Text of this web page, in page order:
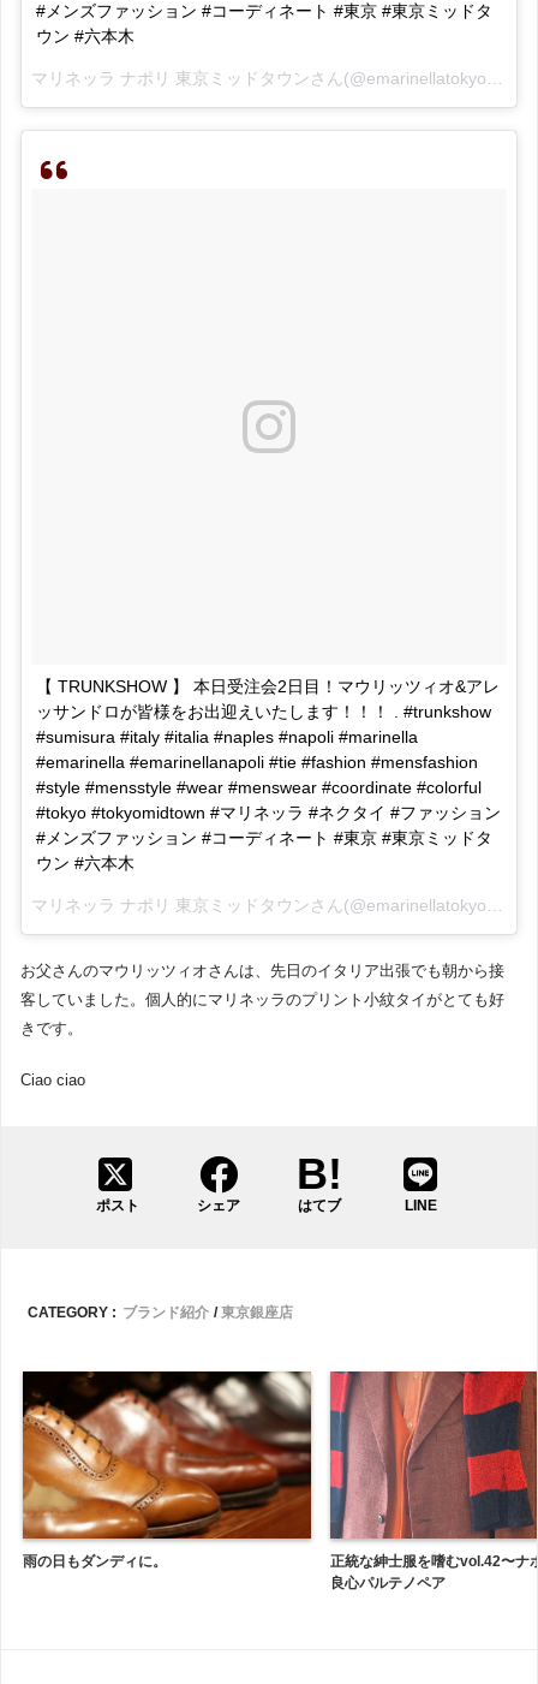
#メンズファッション #コーディネート #東京 #東京ミッドタ
ウン #六本木
マリネッラ ナポリ 東京ミッドタウンさん(@emarinellatokyo)がシェアした投稿 –
【 TRUNKSHOW 】 本日受注会2日目！マウリッツィオ&アレ
ッサンドロが皆様をお出迎えいたします！！！ . #trunkshow
#sumisura #italy #italia #naples #napoli #marinella
#emarinella #emarinellanapoli #tie #fashion #mensfashion
#style #mensstyle #wear #menswear #coordinate #colorful
#tokyo #tokyomidtown #マリネッラ #ネクタイ #ファッション
#メンズファッション #コーディネート #東京 #東京ミッドタ
ウン #六本木
お父さんのマウリッツィオさんは、先日のイタリア出張でも朝から接
客していました。個人的にマリネッラのプリント小紋タイがとても好
きです。
Ciao ciao
ポスト シェア はてブ LINE
CATEGORY : ブランド紹介 東京銀座店
雨の日もダンディに。
正統な紳士服を嗜むvol.42〜ナ
良心パルテノペア